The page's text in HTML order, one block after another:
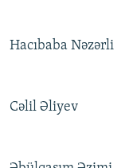
Hacıbaba Nəzərli
Cəlil Əliyev